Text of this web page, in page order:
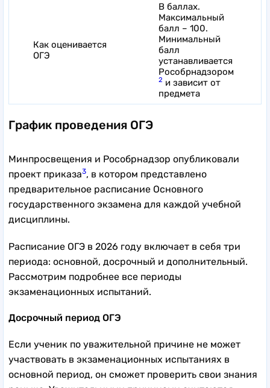
Как оценивается
ОГЭ
В баллах.
Максимальный
балл – 100.
Минимальный
балл
устанавливается
Рособрнадзором
2 и зависит от
предмета
График проведения ОГЭ
Минпросвещения и Рособрнадзор опубликовали
проект приказа3, в котором представлено
предварительное расписание Основного
государственного экзамена для каждой учебной
дисциплины.
Расписание ОГЭ в 2026 году включает в себя три
периода: основной, досрочный и дополнительный.
Рассмотрим подробнее все периоды
экзаменационных испытаний.
Досрочный период ОГЭ
Если ученик по уважительной причине не может
участвовать в экзаменационных испытаниях в
основной период, он сможет проверить свои знания